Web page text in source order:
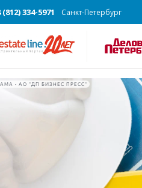
(812) 334-5971 Санкт-Петербург
• АО "ДП БИЗНЕС ПРЕСС"